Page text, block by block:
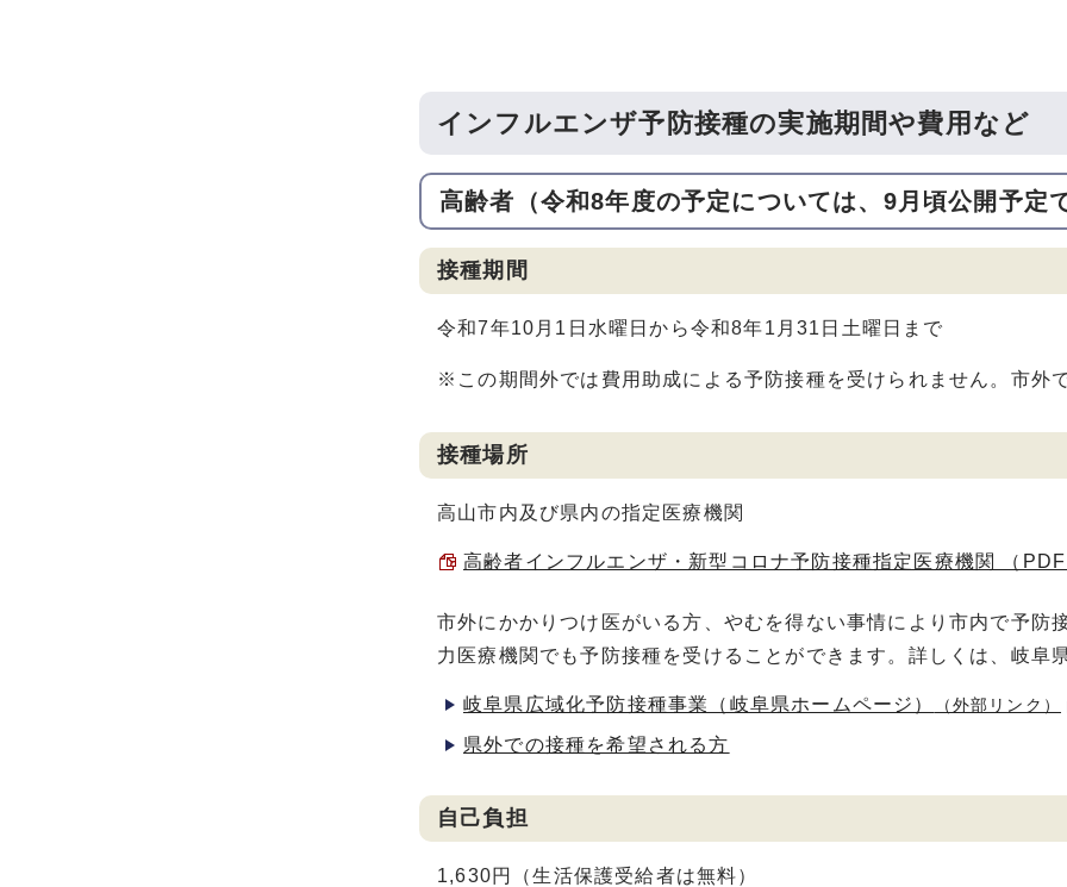
インフルエンザ予防接種の実施期間や費用など
高齢者（令和8年度の予定については、9月頃公開予定
接種期間
令和7年10月1日水曜日から令和8年1月31日土曜日まで
※この期間外では費用助成による予防接種を受けられません。市外
接種場所
高山市内及び県内の指定医療機関
高齢者インフルエンザ・新型コロナ予防接種指定医療機関 （PDF
市外にかかりつけ医がいる方、やむを得ない事情により市内で予防
力医療機関でも予防接種を受けることができます。詳しくは、岐阜
岐阜県広域化予防接種事業（岐阜県ホームページ） （外部リンク）
県外での接種を希望される方
自己負担
1,630円（生活保護受給者は無料）